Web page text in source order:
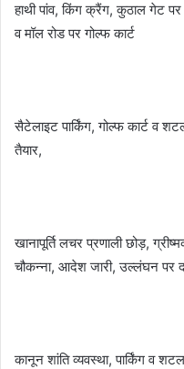
हाथी पांव, किंग क्रैंग, कुठाल गेट
व मॉल रोड पर गोल्फ कार्ट
सैटेलाइट पार्किंग, गोल्फ कार्ट व
तैयार,
खानापूर्ति लचर प्रणाली छोड़,
चौकन्ना, आदेश जारी, उल्लंघन पर
कानून शांति व्यवस्था, पार्किंग व